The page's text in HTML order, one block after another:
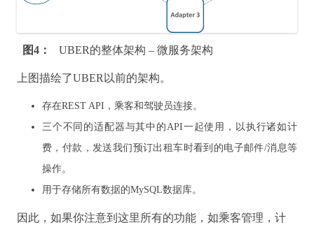
图4： UBER的整体架构 – 微服务架构
上图描绘了UBER以前的架构。
存在REST API，乘客和驾驶员连接。
三个不同的适配器与其中的API一起使用，以执行诸如计
费，付款，发送我们预订出租车时看到的电子邮件/消息等
操作。
用于存储所有数据的MySQL数据库。
因此，如果你注意到这里所有的功能，如乘客管理，计